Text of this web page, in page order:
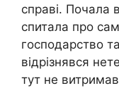
справі. Почала
спитала про
господарство
відрізнявся
тут не